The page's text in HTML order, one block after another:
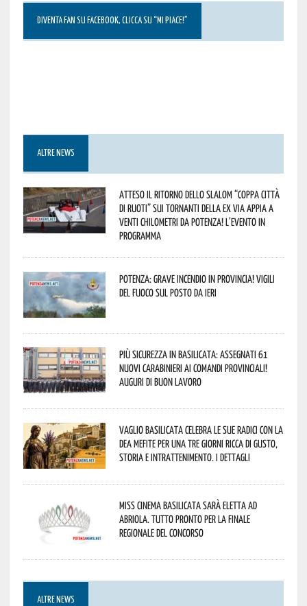
DIVENTA FAN SU FACEBOOK, CLICCA SU “MI PIACE!”
ALTRE NEWS
Atteso il ritorno dello slalom “Coppa Città
di Ruoti” sui tornanti della ex via Appia a
venti chilometri da Potenza! L’evento in
programma
Potenza: grave incendio in Provincia! Vigili
del fuoco sul posto da ieri
Più sicurezza in Basilicata: assegnati 61
nuovi Carabinieri ai Comandi provinciali!
Auguri di buon lavoro
Vaglio Basilicata celebra le sue radici con la
Dea Mefite per una tre giorni ricca di gusto,
storia e intrattenimento. I dettagli
Miss Cinema Basilicata sarà eletta ad
Abriola. Tutto pronto per la finale
regionale del concorso
ALTRE NEWS